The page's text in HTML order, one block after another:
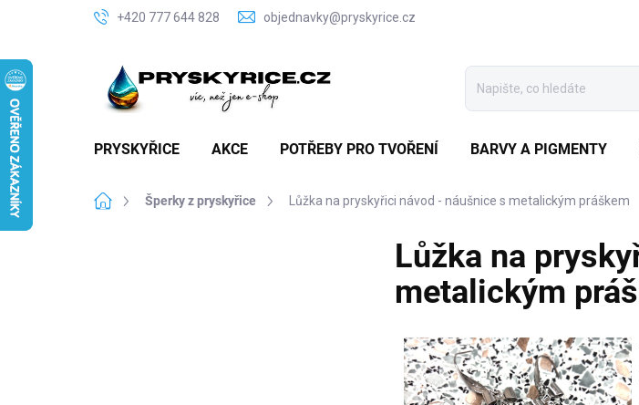
+420 777 644 828 objednavky@pryskyrice.cz
PRYSKYŘICE AKCE POTŘEBY PRO TVOŘENÍ BARVY A PIGMENTY
Domů Šperky z pryskyřice Lůžka na pryskyřici návod - náušnice s metalickým práškem
Lůžka na
metalickým